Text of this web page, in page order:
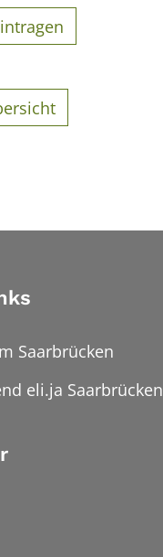
Saarbrücken
eli.ja Saarbrücken